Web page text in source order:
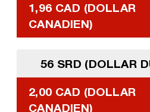
1,96 CAD (DOLLAR
CANADIEN)
56 SRD (DOLLAR
2,00 CAD (DOLLAR
CANADIEN)